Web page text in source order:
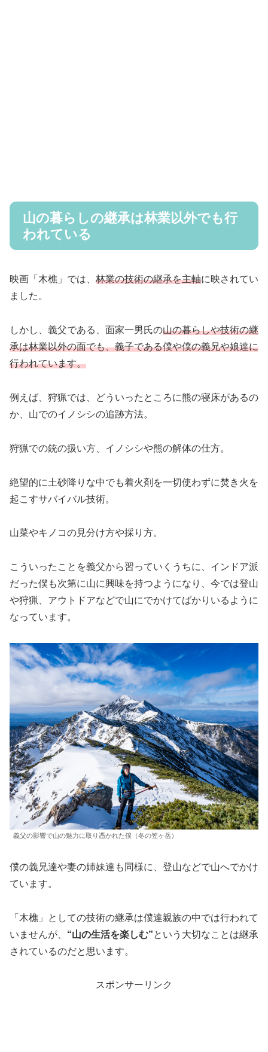
山の暮らしの継承は林業以外でも行
われている
映画「木樵」では、 林業の技術の継承を主軸に映されてい
ました。
しかし、義父である、面家一男氏の山の暮らしや技術の継
承は林業以外の面でも、義子である僕や僕の義兄や娘達に
行われています。
例えば、狩猟では、どういったところに熊の寝床があるの
か、山でのイノシシの追跡方法。
狩猟での銃の扱い方、イノシシや熊の解体の仕方。
絶望的に土砂降りな中でも着火剤を一切使わずに焚き火を
起こすサバイバル技術。
山菜やキノコの見分け方や採り方。
こういったことを義父から習っていくうちに、インドア派
だった僕も次第に山に興味を持つようになり、今では登山
や狩猟、アウトドアなどで山にでかけてばかりいるように
なっています。
義父の影響で山の魅力に取り憑かれた僕（冬の笠ヶ岳）
僕の義兄達や妻の姉妹達も同様に、登山などで山へでかけ
ています。
「木樵」としての技術の継承は僕達親族の中では行われて
いませんが、 “山の生活を楽しむ”という大切なことは継承
されているのだと思います。
スポンサーリンク